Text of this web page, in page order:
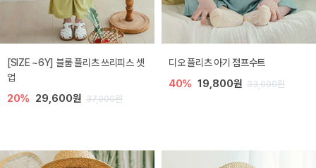
[SIZE ~6Y] 블룸 플리츠 쓰리피스 셋
업
20% 29,600원 37,000원
디오 플리츠 아기 점프수트
40% 19,800원 33,000원